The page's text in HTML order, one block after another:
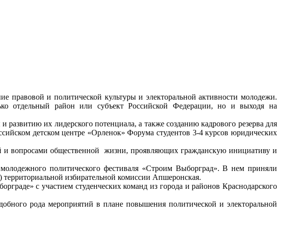
правовой и политической культуры и электоральной активности молодежи.
отдельный район или субъект Российской Федерации, но и выходя на
их лидерского потенциала, а также созданию кадрового резерва для
детском центре «Орленок» Форума студентов 3-4 курсов юридических
и вопросами общественной жизни, проявляющих гражданскую инициативу и
политического фестиваля «Строим Выборград». В нем приняли
избирательной комиссии Апшеронская.
с участием студенческих команд из города и районов Краснодарского
рода мероприятий в плане повышения политической и электоральной